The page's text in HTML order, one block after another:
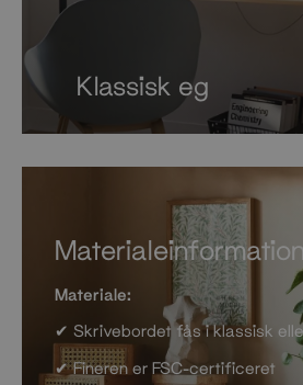
Klassisk eg
Materialeinformation
Materiale:
✔ Skrivebordet fås i klassisk
✔ Fineren er FSC-certificeret